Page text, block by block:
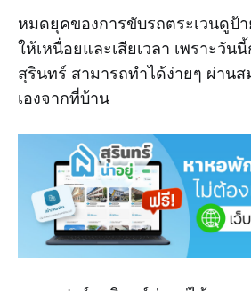
หมดยุคของการขับรถตระเวนดูป้
ให้เหนื่อยและเสียเวลา เพราะวัน
สุรินทร์ สามารถทำได้ง่ายๆ ผ่าน
เองจากที่บ้าน